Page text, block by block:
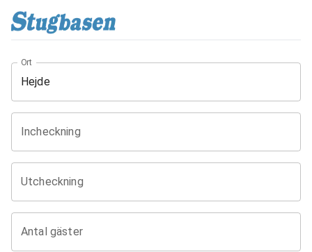
Ort
Incheckning
Utcheckning
Antal gäster